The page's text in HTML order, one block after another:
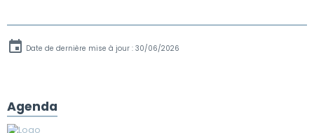
Date de dernière mise à jour : 30/06/2026
Agenda